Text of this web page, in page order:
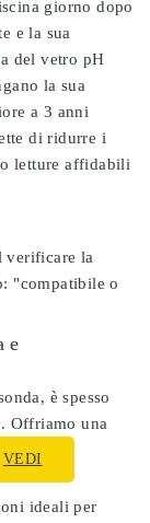
giorno dopo
e la sua
del vetro pH
la sua
a 3 anni
di ridurre i
letture affidabili
verificare la
"compatibile o
e
è spesso
Offriamo una
VEDI
ideali per